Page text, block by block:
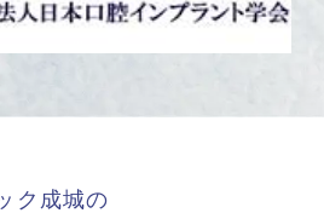
ク成城の